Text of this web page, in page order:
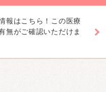
報はこちら！この医療
無がご確認いただけま